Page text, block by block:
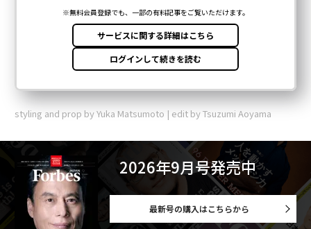
styling and prop by Yuka Matsumoto | edit by Tsuzumi Aoyama
2026年9月号発売中
最新号の購入はこちらから